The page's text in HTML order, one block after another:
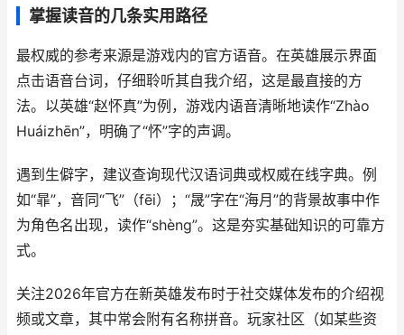
掌握读音的几条实用路径
最权威的参考来源是游戏内的官方语音。在英雄展示界面
点击语音台词，仔细聆听其自我介绍，这是最直接的方
法。以英雄“赵怀真”为例，游戏内语音清晰地读作“Zhào
Huáizhēn”，明确了“怀”字的声调。
遇到生僻字，建议查询现代汉语词典或权威在线字典。例
如“暃”，音同“飞”（fēi）；“晟”字在“海月”的背景故事中作
为角色名出现，读作“shèng”。这是夯实基础知识的可靠方
式。
关注2026年官方在新英雄发布时于社交媒体发布的介绍视
频或文章，其中常会附有名称拼音。玩家社区（如某些资